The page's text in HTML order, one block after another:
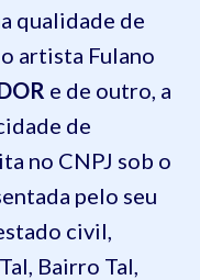
qualidade de
artista Fulano
e de outro, a
de
no CNPJ sob o
pelo seu
civil,
Bairro Tal,